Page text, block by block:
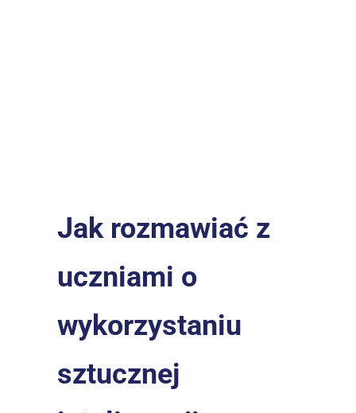
Jak rozmawiać z
uczniami o
wykorzystaniu
sztucznej